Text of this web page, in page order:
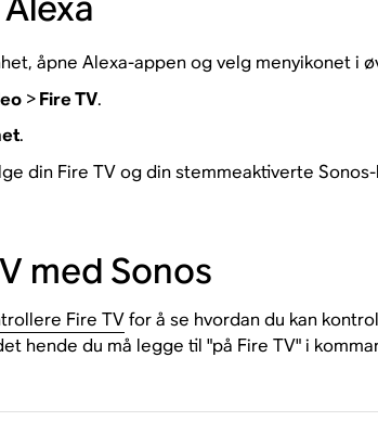
åpne Alexa-appen og velg menyikonet i
>Fire TV.
.
din Fire TV og din stemmeaktiverte
med Sonos
Fire TVfor å se hvordan du kan
hende du må legge til "på Fire TV" i